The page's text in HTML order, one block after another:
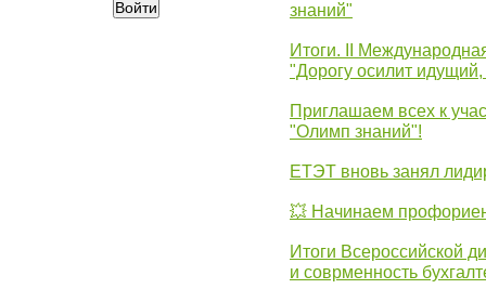
знаний"
Итоги. II
"Дорогу осилит
Приглашаем всех к
"Олимп знаний"!
ЕТЭТ вновь занял
💥 Начинаем
Итоги Всероссийской
и соврменность